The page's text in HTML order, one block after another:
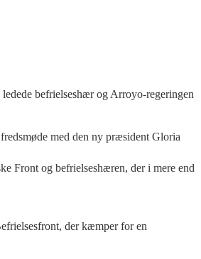
befrielseshær og Arroyo-regeringen
med den ny præsident Gloria
Front og befrielseshæren, der i mere end
der kæmper for en